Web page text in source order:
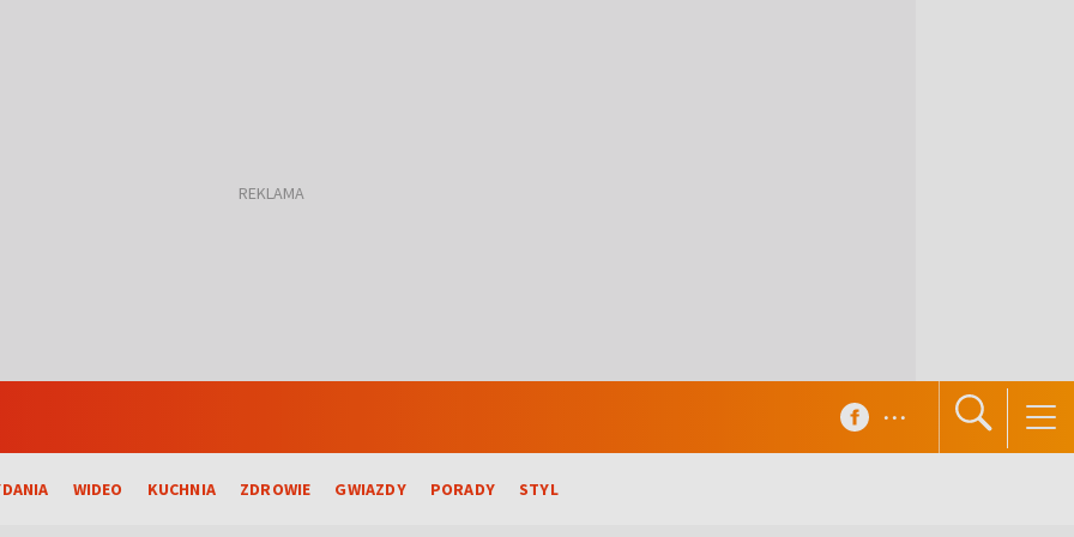
WIDEO KUCHNIA ZDROWIE GWIAZDY PORADY STYL
...